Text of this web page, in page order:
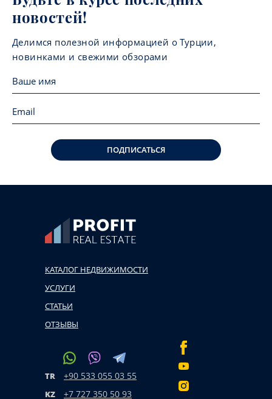
новостей!
Делимся полезной информацией о Турции,
новинками и свежими обзорами
ПОДПИСАТЬСЯ
КАТАЛОГ НЕДВИЖИМОСТИ
УСЛУГИ
СТАТЬИ
ОТЗЫВЫ
TR +90 533 055 03 55
KZ +7 727 350 50 93